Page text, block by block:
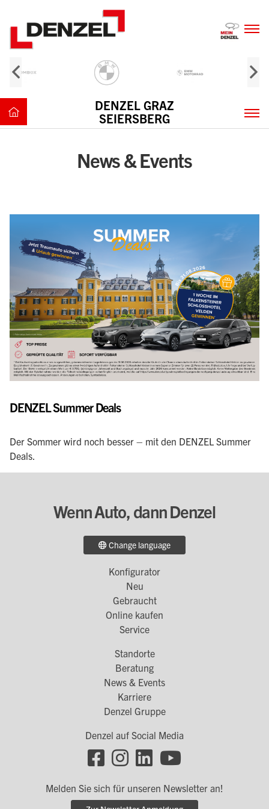
Inhalt
DENZEL GRAZ
SEIERSBERG
News & Events
DENZEL Summer Deals
Der Sommer wird noch besser – mit den DENZEL Summer
Deals.
Wenn Auto, dann Denzel
Change language
Konfigurator
Neu
Gebraucht
Online kaufen
Service
Standorte
Beratung
News & Events
Karriere
Denzel Gruppe
Denzel auf Social Media
Social
Links
Melden Sie sich für unseren Newsletter an!